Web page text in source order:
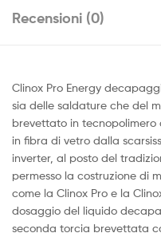
Recensioni (0)
Clinox Pro Energy
sia delle saldature che del
brevettato in
in fibra di vetro dalla
inverter, al posto del
permesso la costruzione di
come la Clinox Pro e la
dosaggio del liquido
seconda torcia brevettata